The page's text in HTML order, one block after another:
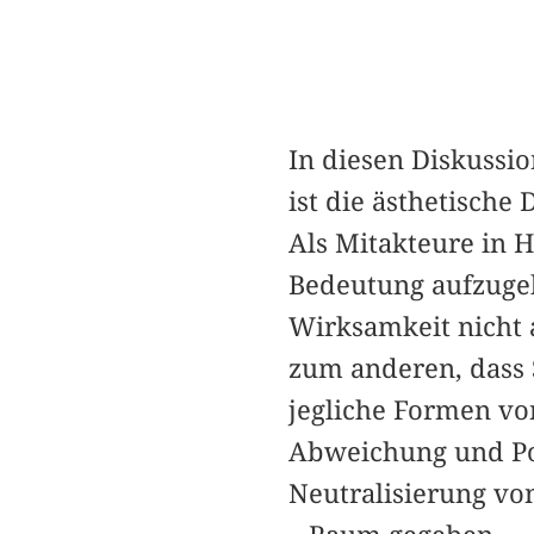
In diesen
ist die ästhetische
Als Mitakteure in
Bedeutung
Wirksamkeit nicht
zum anderen,
jegliche Formen
Abweichung und
Neutralisierung